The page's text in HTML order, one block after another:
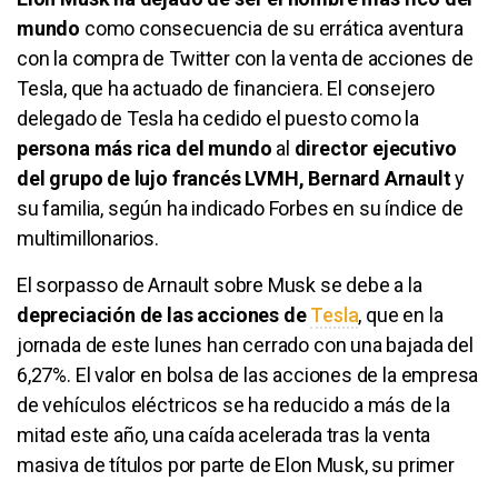
mundo como consecuencia de su errática aventura
con la compra de Twitter con la venta de acciones de
Tesla, que ha actuado de financiera. El consejero
delegado de Tesla ha cedido el puesto como la
persona más rica del mundo al director ejecutivo
del grupo de lujo francés LVMH, Bernard Arnaulty
su familia, según ha indicado Forbes en su índice de
multimillonarios.
El sorpasso de Arnault sobre Musk se debe a la
depreciación de las acciones deTesla, que en la
jornada de este lunes han cerrado con una bajada del
6,27%. El valor en bolsa de las acciones de la empresa
de vehículos eléctricos se ha reducido a más de la
mitad este año, una caída acelerada tras la venta
masiva de títulos por parte de Elon Musk, su primer